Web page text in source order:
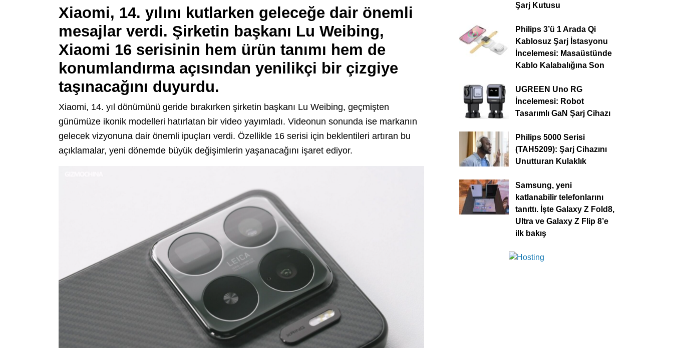
Xiaomi, 14. yılını kutlarken geleceğe dair önemli
mesajlar verdi. Şirketin başkanı Lu Weibing,
Xiaomi 16 serisinin hem ürün tanımı hem de
konumlandırma açısından yenilikçi bir çizgiye
taşınacağını duyurdu.
Xiaomi, 14. yıl dönümünü geride bırakırken şirketin başkanı Lu Weibing, geçmişten
günümüze ikonik modelleri hatırlatan bir video yayımladı. Videonun sonunda ise markanın
gelecek vizyonuna dair önemli ipuçları verdi. Özellikle 16 serisi için beklentileri artıran bu
açıklamalar, yeni dönemde büyük değişimlerin yaşanacağını işaret ediyor.
Şarj Kutusu
Philips 3’ü 1 Arada Qi
Kablosuz Şarj İstasyonu
İncelemesi: Masaüstünde
Kablo Kalabalığına Son
UGREEN Uno RG
İncelemesi: Robot
Tasarımlı GaN Şarj Cihazı
Philips 5000 Serisi
(TAH5209): Şarj Cihazını
Unutturan Kulaklık
Samsung, yeni
katlanabilir telefonlarını
tanıttı. İşte Galaxy Z Fold8,
Ultra ve Galaxy Z Flip 8’e
ilk bakış